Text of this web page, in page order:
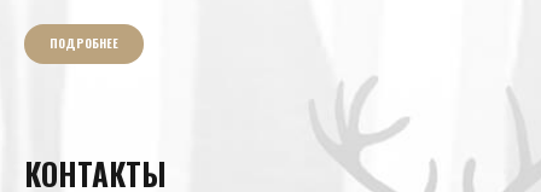
ПОДРОБНЕЕ
КОНТАКТЫ